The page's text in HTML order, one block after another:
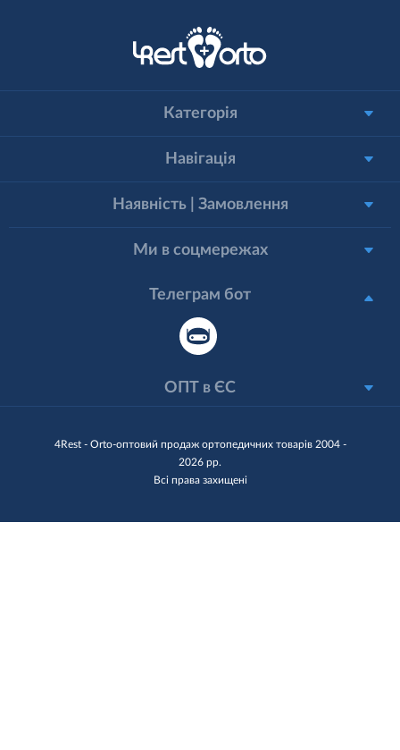
4Rest - Orto-оптовий продаж ортопедичних товарів 2004 -
2026 рр.
Всі права захищені
Категорія
Навігація
Наявність | Замовлення
Ми в соцмережах
Телеграм бот
ОПТ в ЄС